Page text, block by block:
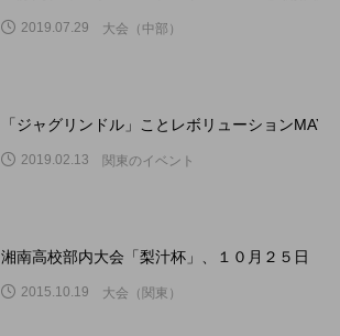
2019.07.29 大会（中部）
「ジャグリンドル」ことレボリューション
2019.02.13 関東のイベント
湘南高校部内大会「梨汁杯」、１０月２５日（
2015.10.19 大会（関東）